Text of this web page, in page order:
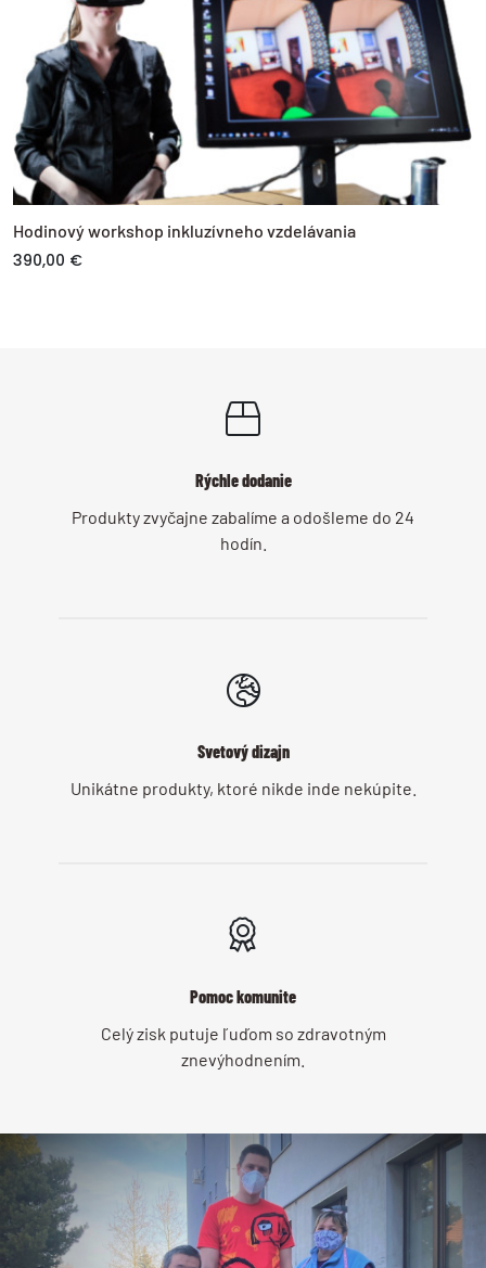
Hodinový workshop inkluzívneho vzdelávania
390,00 €
Rýchle dodanie
Produkty zvyčajne zabalíme a odošleme do 24
hodín.
Svetový dizajn
Unikátne produkty, ktoré nikde inde nekúpite.
Pomoc komunite
Celý zisk putuje ľuďom so zdravotným
znevýhodnením.